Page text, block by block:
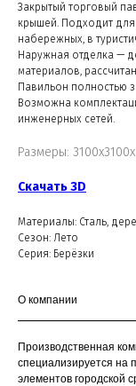
Закрытый торговый
крышей. Подходит
набережных, в
Наружная отделка —
материалов,
Павильон полностью
Возможна
инженерных сетей.
Размеры:
Скачать 3D
Материалы: Сталь,
Сезон: Лето
Серия: Берёзки
О компании
Производственная
специализируется на
элементов городской